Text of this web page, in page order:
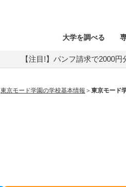
大学を調べる
【注目!】パンフ請求で2000
東京モード学園の学校基本情報 東京モード